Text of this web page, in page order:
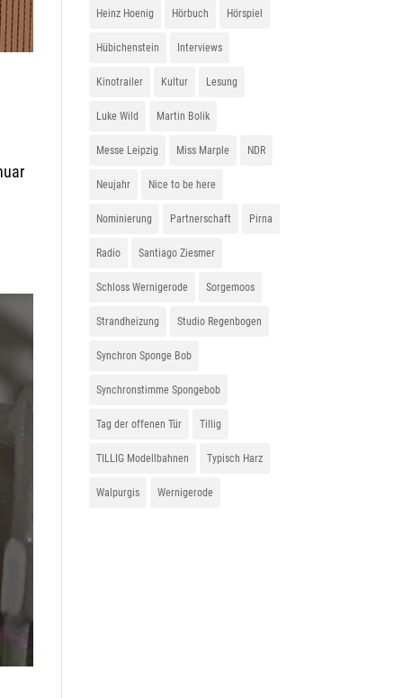
Heinz Hoenig Hörbuch Hörspiel
Hübichenstein Interviews
Kinotrailer Kultur Lesung
Luke Wild Martin Bolik
Messe Leipzig Miss Marple NDR
Neujahr Nice to be here
Nominierung Partnerschaft Pirna
Radio Santiago Ziesmer
Schloss Wernigerode Sorgemoos
Strandheizung Studio Regenbogen
Synchron Sponge Bob
Synchronstimme Spongebob
Tag der offenen Tür Tillig
TILLIG Modellbahnen Typisch Harz
Walpurgis Wernigerode